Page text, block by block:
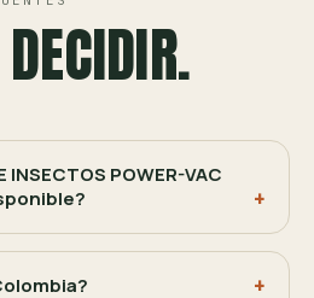
INSECTOS POWER-VAC